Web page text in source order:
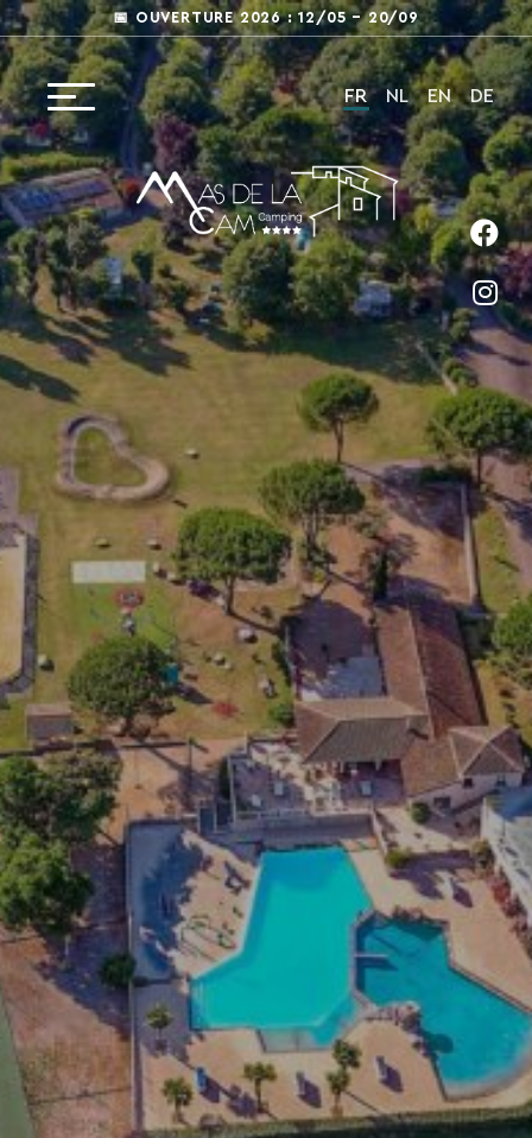
📅 OUVERTURE 2026 : 12/05 – 20/09
FR NL EN DE